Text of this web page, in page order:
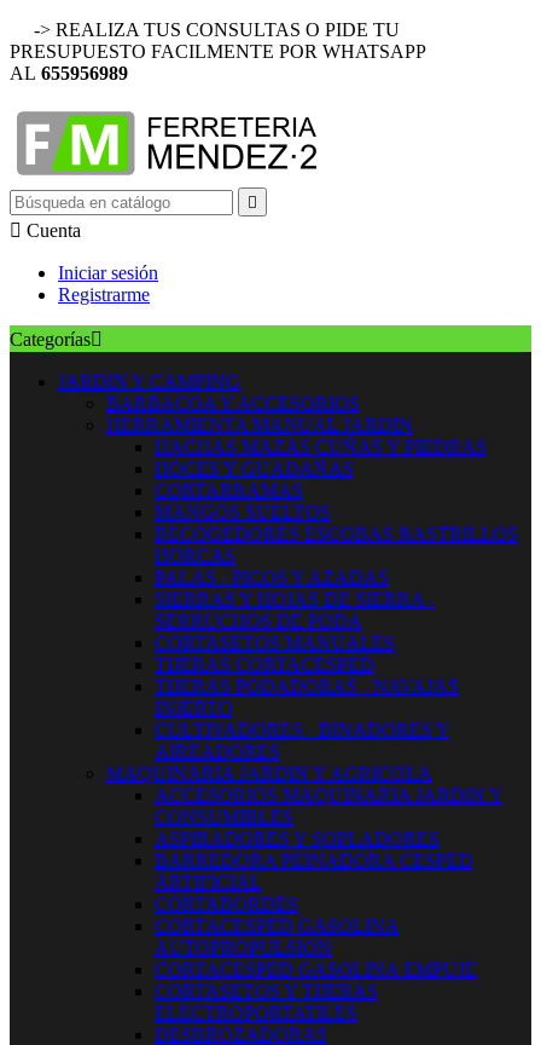
-> REALIZA TUS CONSULTAS O PIDE TU
PRESUPUESTO FACILMENTE POR WHATSAPP
AL 655956989

 Cuenta
Iniciar sesión
Registrarme
Categorías
JARDIN Y CAMPING
BARBACOA Y ACCESORIOS
HERRAMIENTA MANUAL JARDIN
HACHAS MAZAS CUÑAS Y PIEDRAS
HOCES Y GUADAÑAS
CORTARRAMAS
MANGOS SUELTOS
RECOGEDORES ESCOBAS RASTRILLOS
HORCAS
PALAS - PICOS Y AZADAS
SIERRAS Y HOJAS DE SIERRA -
SERRUCHOS DE PODA
CORTASETOS MANUALES
TIJERAS CORTACESPED
TIJERAS PODADORAS - NAVAJAS
INJERTO
CULTIVADORES - BINADORES Y
AIREADORES
MAQUINARIA JARDIN Y AGRICOLA
ACCESORIOS MAQUINARIA JARDIN Y
CONSUMIBLES
ASPIRADORES Y SOPLADORES
BARREDORA PEINADORA CESPED
ARTIFICIAL
CORTABORDES
CORTACESPED GASOLINA
AUTOPROPULSION
CORTACESPED GASOLINA EMPUJE
CORTASETOS Y TIJERAS
ELECTROPORTATILES
DESBROZADORAS